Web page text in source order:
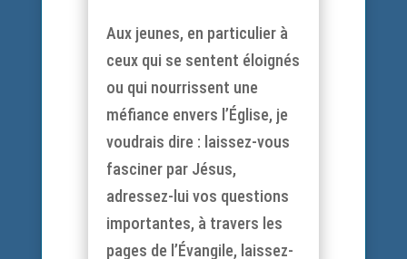
Aux jeunes, en particulier à
ceux qui se sentent éloignés
ou qui nourrissent une
méfiance envers l’Église, je
voudrais dire : laissez-vous
fasciner par Jésus,
adressez-lui vos questions
importantes, à travers les
pages de l’Évangile, laissez-